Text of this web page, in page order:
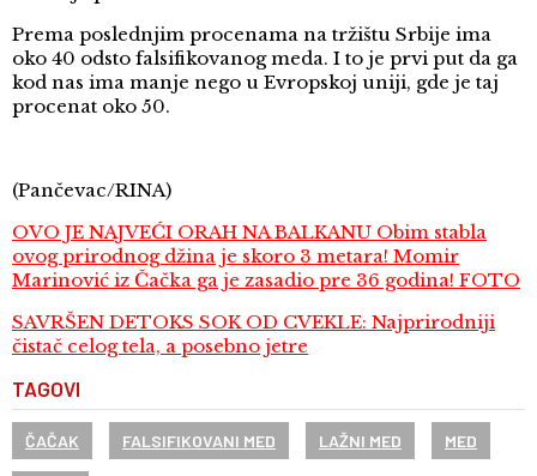
Prema poslednjim procenama na tržištu Srbije ima
oko 40 odsto falsifikovanog meda. I to je prvi put da ga
kod nas ima manje nego u Evropskoj uniji, gde je taj
procenat oko 50.
(Pančevac/RINA)
OVO JE NAJVEĆI ORAH NA BALKANU Obim stabla
ovog prirodnog džina je skoro 3 metara! Momir
Marinović iz Čačka ga je zasadio pre 36 godina! FOTO
SAVRŠEN DETOKS SOK OD CVEKLE: Najprirodniji
čistač celog tela, a posebno jetre
TAGOVI
ČAČAK FALSIFIKOVANI MED LAŽNI MED MED